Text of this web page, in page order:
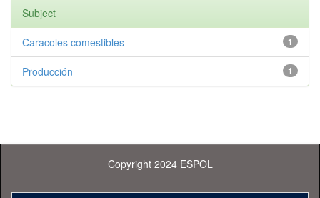
Subject
1
Caracoles comestibles
1
Producción
Copyright 2024 ESPOL